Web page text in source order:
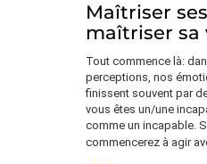
Maîtriser
maîtriser sa
Tout commence là:
perceptions, nos
finissent souvent par
vous êtes un/une
comme un incapable.
commencerez à agir